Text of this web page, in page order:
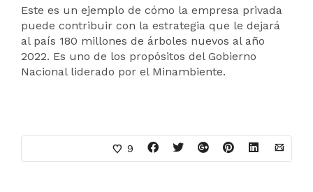
Este es un ejemplo de cómo la empresa privada
puede contribuir con la estrategia que le dejará
al país 180 millones de árboles nuevos al año
2022. Es uno de los propósitos del Gobierno
Nacional liderado por el Minambiente.
9